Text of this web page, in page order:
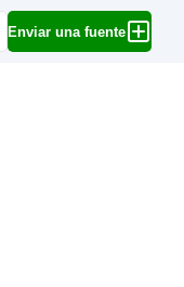
Enviar una fuente